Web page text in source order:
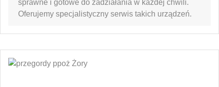
sprawne i gotowe do zadziałania w każdej chwili.
Oferujemy specjalistyczny serwis takich urządzeń.